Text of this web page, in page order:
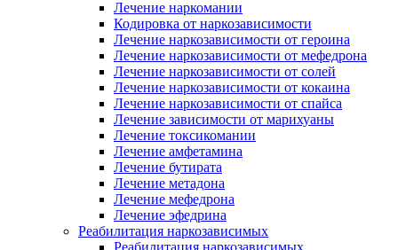
Лечение наркомании
Кодировка от наркозависимости
Лечение наркозависимости от героина
Лечение наркозависимости от мефедрона
Лечение наркозависимости от солей
Лечение наркозависимости от кокаина
Лечение наркозависимости от спайса
Лечение зависимости от марихуаны
Лечение токсикомании
Лечение амфетамина
Лечение бутирата
Лечение метадона
Лечение мефедрона
Лечение эфедрина
Реабилитация наркозависимых
Реабилитация наркозависимых